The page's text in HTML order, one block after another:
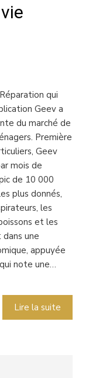
qui
Geev a
du marché de
Première
Geev
mois de
de 10 000
plus donnés,
les
et les
une
appuyée
note une…
Lire la suite